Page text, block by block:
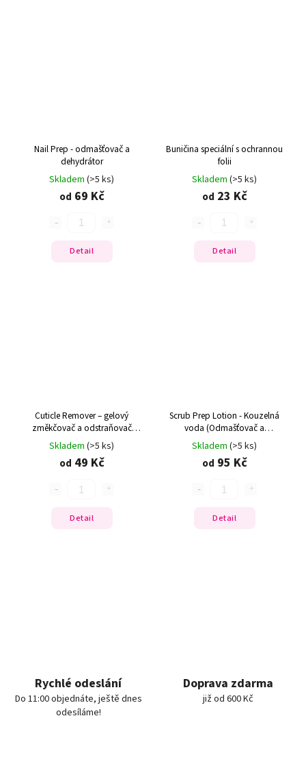
Nail Prep - odmašťovač a
dehydrátor
Skladem (>5 ks)
od 69 Kč
Detail
Buničina speciální s ochrannou
folii
Skladem (>5 ks)
od 23 Kč
Detail
Cuticle Remover – gelový
změkčovač a odstraňovač
kůžičky
Skladem (>5 ks)
od 49 Kč
Detail
Scrub Prep Lotion - Kouzelná
voda (Odmašťovač a
dehydrátor)
Skladem (>5 ks)
od 95 Kč
Detail
Rychlé odeslání
Do 11:00 objednáte, ještě dnes
odesíláme!
Doprava zdarma
již od 600 Kč